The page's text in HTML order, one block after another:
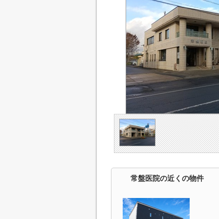
常盤医院の近くの物件